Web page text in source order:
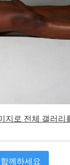
지로 전체 갤러리
께하세요